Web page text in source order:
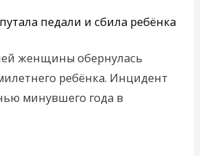
женщины обернулась
ребёнка. Инцидент
минувшего года в